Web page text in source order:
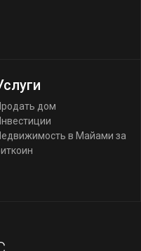
дом
в Майами за